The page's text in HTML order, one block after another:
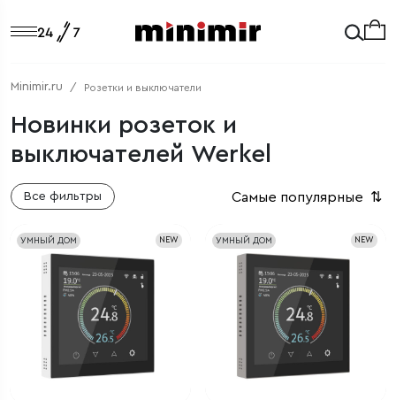
Minimir.ru Розетки и выключатели
Новинки розеток и
выключателей Werkel
Все фильтры Самые популярные ⇅
УМНЫЙ ДОМ NEW УМНЫЙ ДОМ NEW